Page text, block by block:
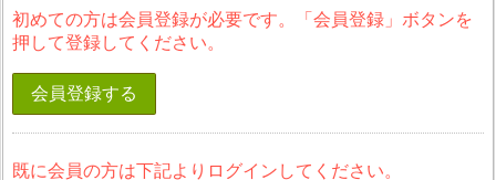
初めての方は会員登録が必要です。「会員登録」ボタンを
押して登録してください。
会員登録する
既に会員の方は下記よりログインしてください。